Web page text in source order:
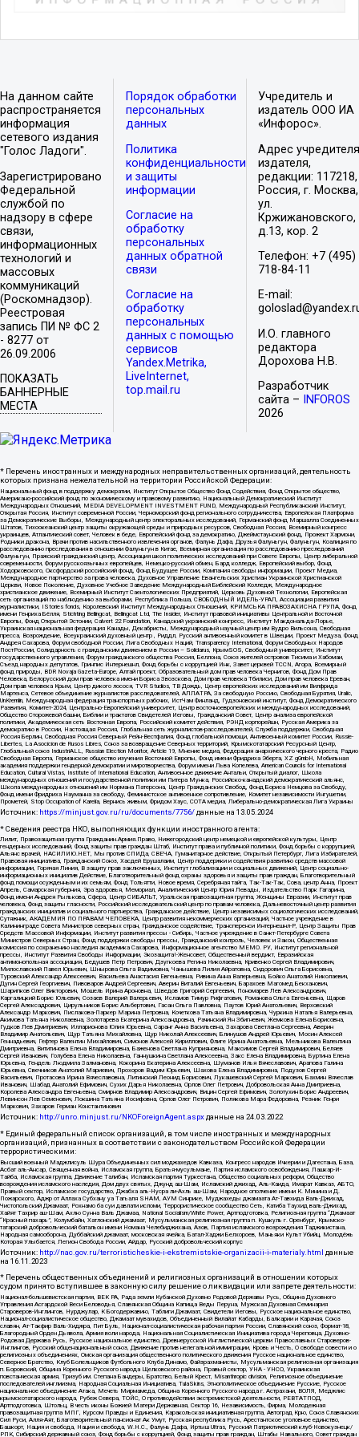
На данном сайте
распространяется
информация
сетевого издания
"Голос Ладоги".
Зарегистрировано
Федеральной
службой по
надзору в сфере
связи,
информационных
технологий и
массовых
коммуникаций
(Роскомнадзор).
Реестровая
запись ПИ № ФС 2
- 8277 от
26.09.2006
ПОКАЗАТЬ
БАННЕРНЫЕ
МЕСТА
Порядок обработки
персональных
данных
Политика
конфиденциальности
и защиты
информации
Согласие на
обработку
персональных
данных обратной
связи
Согласие на
обработку
персональных
данных с помощью
сервисов
Yandex.Metrika,
LiveInternet,
top.mail.ru
Учредитель и
издатель ООО ИА
«Инфорос».
Адрес
издателя,
редакции: 117218,
Россия, г. Москва,
ул.
Кржижановского,
д.13, кор. 2
Телефон: +7 (495)
718-84-11
E-mail:
И.О. главного
редактора
Дорохова Н.В.
Разработчик
сайта –
INFOROS
2026
* Перечень иностранных и международных неправительственных организаций, деятельность
которых признана нежелательной на территории Российской Федерации:
Национальный фонд в поддержку демократии, Институт Открытое Общество Фонд Содействия, Фонд Открытое общество,
Американо-российский фонд по экономическому и правовому развитию, Национальный Демократический Институт
Международных Отношений, MEDIA DEVELOPMENT INVESTMENT FUND, Международный Республиканский Институт,
Открытая Россия, Институт современной России, Черноморский фонд регионального сотрудничества, Европейская Платформа
за Демократические Выборы, Международный центр электоральных исследований, Германский фонд Маршалла Соединенных
Штатов, Тихоокеанский центр защиты окружающей среды и природных ресурсов, Свободная Россия, Всемирный конгресс
украинцев, Атлантический совет, Человек в беде, Европейский фонд за демократию, Джеймстаунский фонд, Прожект Хармони,
Родники дракона, Врачи против насильственного извлечения органов, Фалунь Дафа, Друзья Фалуньгун, Фалуньгун, Коалиция по
расследованию преследования в отношении Фалуньгун в Китае, Всемирная организация по расследованию преследований
Фалуньгун, Пражский гражданский центр, Ассоциация школ политических исследований при Совете Европы, Центр либеральной
современности, Форум русскоязычных европейцев, Немецко-русский обмен, Бард колледж, Европейский выбор, Фонд
Ходорковского, Оксфордский российский фонд, Фонд Будущее России, Компания свободы информации, Проект Медиа,
Международное партнерство за права человека, Духовное Управление Евангельских Христиан Украинской Христианской
Церкви, Новое Поколение, Духовное Учебное Заведение Международный Библейский Колледж, Международное
христианское движение, Всемирный Институт Саентологических Предприятий, Церковь Духовной Технологии, Европейская
сеть организаций по наблюдению за выборами, Республика Польша, СВОБОДНЫЙ ИДЕЛЬ-УРАЛ, Ассоциация развития
журналистики, IStories fonds, Королевский Институт Международных Отношений, КРИМСЬКА ПРАВОЗАХИСНА ГРУПА, Фонд
имени Генриха Бёлля, Stichting Bellingcat, Bellingcat Ltd, The Insider, Институт правовой инициативы Центральной и Восточной
Европы, Фонд Открытой Эстонии, Calvert 22 Foundation, Канадский украинский конгресс, Институт Макдональда-Лорье,
Украинская национальная федерация Канады, Декабристы, Международный научный центр им Вудро Вильсона, Свободная
пресса, Возрождение, Всеукраинский духовный центр , Риддл, Русский антивоенный комитет в Швеции, Проект Медуза, Фонд
Андрея Сахарова, Форум свободной России, Лига Свободных Наций, Transparеncy International, Форум Свободных Народов
ПостРоссии, Солидарность с гражданским движением в России – Solidarus, КрымSOS, Свободный университет, Институт
государственного управления, Форум гражданского общества Россия, Беллона, Союз жителей островов Тисима и Хабомаи,
Съезд народных депутатов, Гринпис Интернешнл, Фонд борьбы с коррупцией Инк, Завет церквей TCCN, Агора, Всемирный
фонд природы, BDR Novaja Gazeta-Europe, Алтай проект, Образовательный дом прав человека Чернигов, Фонд Дом Прав
Человека, Белорусский дом прав человека имени Бориса Звозскова, Дом прав человека Тбилиси, Дом прав человека Ереван,
Дом прав человека Крым, Центр дикого лосося, TVR Studios, ТВ Дождь, Центр европейских исследований им Вилфрида
Мартенса, Сетевое объединение журналистов расследователей, АЛЛАТРА, За свободную Россию, Свободная Бурятия, Uralic,
UnKremlin, Международная федерация транспортных рабочих, ИстЧам Финланд, Гудзоновский институт, Фонд Демократического
Развития, Комитет-2024, Центрально-Европейский университет, Центр восточноевропейских и международных исследований,
Общество Сторожевой башни, Библии и трактатов Свидетелей Иеговы, Гражданский Совет, Центр анализа европейской
политики, Академическая сеть Восточная Европа, Российский комитет действия, РЭНД корпорейшн, Русская Америка за
демократию в России, Настоящая Россия, Глобальная сеть журналистов-расследователей, Служба поддержки, Свободная
Россия Берлин, Свободная Россия Северный Рейн-Вестфалия, Фонд глобальной помощи, Антивоенный комитет России, Russie-
Libertes, La Asocicion de Rusos Libres, Союз за возвращение Северных территорий, Крымскотатарский Ресурсный Центр,
Глобальный союз IndustriALL, Russian Election Monitor, Article 19, Мнение медиа, Федерация анархического черного креста, Радио
Свободная Европа, Германское общество изучения Восточной Европы, Фонд имени Фридриха Эберта, XZ gGmbH, Мобильная
академия поддержки гендерной демократии и миротворчества, Форум имени Льва Копелева, American Councils for International
Education, Cultural Vistas, Institute of International Education, Антивоенное движение Антальи, Открытый диалог, Школа
международных отношений и государственной политики им Питера Мунка, Российско-канадский демократический альянс,
Школа международных отношений им Нормана Патерсона, Центр Гражданских Свобод, Фонд Бориса Немцова за Свободу,
Фонд имени Фридриха Науманна за свободу, Феминистское антивоенное сопротивление, Комитет независимости Ингушетии,
Прометей, Stop Occupation of Karelia, Вернись живым, Фридом Хаус, СОТА медиа, Либерально-демократическая Лига Украины
Источник: https://minjust.gov.ru/ru/documents/7756/данные на 13.05.2024
* Сведения реестра НКО, выполняющих функции иностранного агента:
Лилит, Правозащитная группа Гражданин.Армия.Право, Нижегородский центр немецкой и европейской культуры, Центр
гендерных исследований, Фонд защиты прав граждан Штаб, Институт права и публичной политики, Фонд борьбы с коррупцией,
Альянс врачей, НАСИЛИЮ.НЕТ, Мы против СПИДа, СВЕЧА, Гуманитарное действие, Открытый Петербург, Лига Избирателей,
Правовая инициатива, Гражданский Союз, Хасдей Ерушалаим, Центр поддержки и содействия развитию средств массовой
информации, Горячая Линия, В защиту прав заключенных, Институт глобализации и социальных движений, Центр социально-
информационных инициатив Действие, Благотворительный фонд охраны здоровья и защиты прав граждан, Благотворительный
фонд помощи осужденным и их семьям, Фонд Тольятти, Новое время, Серебряная тайга, Так-Так-Так, Сова, центр Анна, Проект
Апрель, Самарская губерния, Эра здоровья, Мемориал, Аналитический Центр Юрия Левады, Издательство Парк Гагарина,
Фонд имени Андрея Рылькова, Сфера, Центр СИБАЛЬТ, Уральская правозащитная группа, Женщины Евразии, Институт прав
человека, Фонд защиты гласности, Российский исследовательский центр по правам человека, Дальневосточный центр развития
гражданских инициатив и социального партнерства, Гражданское действие, Центр независимых социологических исследований,
Сутяжник, АКАДЕМИЯ ПО ПРАВАМ ЧЕЛОВЕКА, Центр развития некоммерческих организаций, Частное учреждение в
Калининграде Совета Министров северных стран, Гражданское содействие, Трансперенси Интернешнл-Р, Центр Защиты Прав
Средств Массовой Информации, Институт развития прессы - Сибирь, Частное учреждение в Санкт-Петербурге Совета
Министров Северных Стран, Фонд поддержки свободы прессы, Гражданский контроль, Человек и Закон, Общественная
комиссия по сохранению наследия академика Сахарова, Информационное агентство МЕМО. РУ, Институт региональной
прессы, Институт Развития Свободы Информации, Экозащита!-Женсовет, Общественный вердикт, Евразийская
антимонопольная ассоциация, Бедушев Петр Петрович, Дзугкоева Регина Николаевна, Кривенко Сергей Владимирович,
Милославский Павел Юрьевич, Шнырова Ольга Вадимовна, Чанышева Лилия Айратовна, Сидорович Ольга Борисовна,
Туровский Александр Алексеевич, Васильева Анастасия Евгеньевна, Ривина Анна Валерьевна, Бойко Анатолий Николаевич,
Дугин Сергей Георгиевич, Пивоваров Андрей Сергеевич, Аверин Виталий Евгеньевич, Барахоев Магомед Бекханович,
Шарипков Олег Викторович, Мошель Ирина Ароновна, Шведов Григорий Сергеевич, Пономарев Лев Александрович,
Каргалицкий Борис Юльевич, Созаев Валерий Валерьевич, Исламов Тимур Рифгатович, Романова Ольга Евгеньевна, Щаров
Сергей Алексадрович, Цирульников Борис Альбертович, Гасан Ольга Павловна, Паутов Юрий Анатольевич, Верховский
Александр Маркович, Пислакова-Паркер Марина Петровна, Кочеткова Татьяна Владимировна, Чуркина Наталья Валерьевна,
Акимова Татьяна Николаевна, Золотарева Екатерина Александровна, Рачинский Ян Збигневич, Жемкова Елена Борисовна,
Гудков Лев Дмитриевич, Илларионова Юлия Юрьевна, Саранг Анна Васильевна, Захарова Светлана Сергеевна, Аверин
Владимир Анатольевич, Щур Татьяна Михайловна, Щур Николай Алексеевич, Блинушов Андрей Юрьевич, Мосин Алексей
Геннадьевич, Гефтер Валентин Михайлович, Симонов Алексей Кириллович, Флиге Ирина Анатольевна, Мельникова Валентина
Дмитриевна, Вититинова Елена Владимировна, Баженова Светлана Куприяновна, Максимов Сергей Владимирович, Беляев
Сергей Иванович, Голубева Елена Николаевна, Ганнушкина Светлана Алексеевна, Закс Елена Владимировна, Буртина Елена
Юрьевна, Гендель Людмила Залмановна, Кокорина Екатерина Алексеевна, Шуманов Илья Вячеславович, Арапова Галина
Юрьевна, Свечников Анатолий Мариевич, Прохоров Вадим Юрьевич, Шахова Елена Владимировна, Подузов Сергей
Васильевич, Протасова Ирина Вячеславовна, Литинский Леонид Борисович, Лукашевский Сергей Маркович, Бахмин Вячеслав
Иванович, Шабад Анатолий Ефимович, Сухих Дарья Николаевна, Орлов Олег Петрович, Добровольская Анна Дмитриевна,
Королева Александра Евгеньевна, Смирнов Владимир Александрович, Вицин Сергей Ефимович, Золотухин Борис Андреевич,
Левинсон Лев Семенович, Локшина Татьяна Иосифовна, Орлов Олег Петрович, Полякова Мара Федоровна, Резник Генри
Маркович, Захаров Герман Константинович
Источник: http://unro.minjust.ru/NKOForeignAgent.aspxданные на 24.03.2022
* Единый федеральный список организаций, в том числе иностранных и международных
организаций, признанных в соответствии с законодательством Российской Федерации
террористическими:
Высший военный Маджлисуль Шура Объединенных сил моджахедов Кавказа, Конгресс народов Ичкерии и Дагестана, База,
Асбат аль-Ансар, Священная война, Исламская группа, Братья-мусульмане, Партия исламского освобождения, Лашкар-И-
Тайба, Исламская группа, Движение Талибан, Исламская партия Туркестана, Общество социальных реформ, Общество
возрождения исламского наследия, Дом двух святых, Джунд аш-Шам, Исламский джихад, Аль-Каида, Имарат Кавказ, АБТО,
Правый сектор, Исламское государство, Джабха аль-Нусра ли-Ахль аш-Шам, Народное ополчение имени К. Минина и Д.
Пожарского, Аджр от Аллаха Субхану уа Тагьаля SHAM, АУМ Синрике, Муджахеды джамаата Ат-Тавхида Валь-Джихад,
Чистопольский Джамаат, Рохнамо ба суи давлати исломи, Террористическое сообщество Сеть, Катиба Таухид валь-Джихад,
Хайят Тахрир аш-Шам, Ахлю Сунна Валь Джамаа, National Socialism/White Power, Артподготовка, Религиозная группа “Джамаат
“Красный пахарь”, Колумбайн, Хатлонский джамаат, Мусульманская религиозная группа п. Кушкуль г. Оренбург, Крымско-
татарский добровольческий батальон имени Номана Челебиджихана, Азов, Партия исламского возрождения Таджикистана,
Народная самооборона, Дуббайский джамаат, московская ячейка, Батал-Хаджи Белхороев, Маньяки Культ Убийц, Молодёжь
Которая Улыбается, Легион Свобода России, Айдар, Русский добровольческий корпус
Источник: http://nac.gov.ru/terroristicheskie-i-ekstremistskie-organizacii-i-materialy.html данные
на 16.11.2023
* Перечень общественных объединений и религиозных организаций в отношении которых
судом принято вступившее в законную силу решение о ликвидации или запрете деятельности:
Национал-большевистская партия, ВЕК РА, Рада земли Кубанской Духовно Родовой Державы Русь, Община Духовного
Управления Асгардской Веси Беловодья, Славянская Община Капища Веды Перуна, Мужская Духовная Семинария
Староверов-Инглингов, Нурджулар, К Богодержавию, Таблиги Джамаат, Свидетели Иеговы, Русское национальное единство,
Национал-социалистическое общество, Джамаат мувахидов, Объединенный Вилайат Кабарды, Балкарии и Карачая, Союз
славян, Ат-Такфир Валь-Хиджра, Пит Буль, Национал-социалистическая рабочая партия России, Славянский союз, Формат-18,
Благородный Орден Дьявола, Армия воли народа, Национальная Социалистическая Инициатива города Череповца, Духовно-
Родовая Держава Русь, Русское национальное единство, Древнерусской Инглистической церкви Православных Староверов-
Инглингов, Русский общенациональный союз, Движение против нелегальной иммиграции, Кровь и Честь, О свободе совести и о
религиозных объединениях, Омская организация общественного политического движения Русское национальное единство,
Северное Братство, Клуб Болельщиков Футбольного Клуба Динамо, Файзрахманисты, Мусульманская религиозная организация
п. Боровский, Община Коренного Русского народа Щелковского района, Правый сектор, УНА - УНСО, Украинская
повстанческая армия, Тризуб им. Степана Бандеры, Братство, Белый Крест, Misanthropic division, Религиозное объединение
последователей инглиизма, Народная Социальная Инициатива, TulaSkins, Этнополитическое объединение Русские, Русское
национальное объединение Атака, Мечеть Мирмамеда, Община Коренного Русского народа г. Астрахани, ВОЛЯ, Меджлис
крымскотатарского народа, Рубеж Севера, ТОЙС, О противодействии экстремистской деятельности, РЕВТАТПОД,
Артподготовка, Штольц, В честь иконы Божией Матери Державная, Сектор 16, Независимость, Фирма, Молодежная
правозащитная группа МПГ, Курсом Правды и Единения, Каракольская инициативная группа, Автоград Крю, Союз Славянских
Сил Руси, Алля-Аят, Благотворительный пансионат Ак Умут, Русская республика Русь, Арестантское уголовное единство,
Башкорт, Нация и свобода, Нация и свобода, W.H.С., Фалунь Дафа, Иртыш Ultras, Русский Патриотический клуб-Новокузнецк/
РПК, Сибирский державный союз, Фонд борьбы с коррупцией, Фонд защиты прав граждан, Штабы Навального, Совет граждан